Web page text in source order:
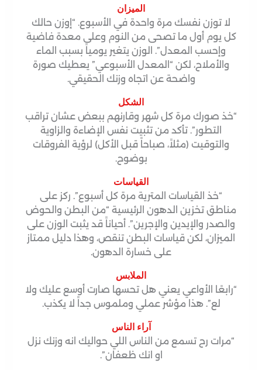
الميزان
لا توزن نفسك مرة واحدة في الأسبوع. “إوزن حالك
كل يوم أول ما تصحى من النوم وعلى معدة فاضية
وإحسب المعدل”. الوزن يتغير يومياً بسبب الماء
والأملاح، لكن “المعدل الأسبوعي” يعطيك صورة
واضحة عن اتجاه وزنك الحقيقي.
الشكل
“خذ صورك مرة كل شهر وقارنهم ببعض عشان تراقب
التطور”. تأكد من تثبيت نفس الإضاءة والزاوية
والتوقيت (مثلاً، صباحاً قبل الأكل) لرؤية الفروقات
بوضوح.
القياسات
“خذ القياسات المترية مرة كل أسبوع”. ركز على
مناطق تخزين الدهون الرئيسية “من البطن والحوض
والصدر والإيدين والإجرين”. أحياناً قد يثبت الوزن على
الميزان، لكن قياسات البطن تنقص، وهذا دليل ممتاز
على خسارة الدهون.
الملابس
“رابعًا الأواعي يعني هل تحسها صارت أوسع عليك ولا
لع”. هذا مؤشر عملي وملموس جداً لا يكذب.
آراء الناس
“مرات رح تسمع من الناس اللي حواليك انه وزنك نزل
او انك ظعفان”.